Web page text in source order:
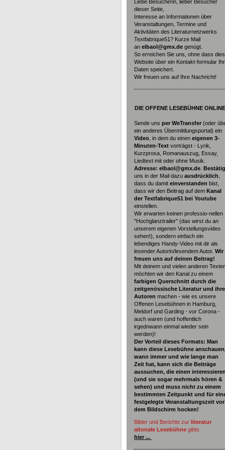
Liebe Besucherin, lieber Besucher
dieser Seite,
Interesse an Informationen über
Veranstaltungen, Termine und
Aktivitäten des Literaturnetzwerks
Textfabrique51? Kurze Mail
an elbaol@gmx.de genügt.
So erreichen Sie uns, ohne dass
Website über ein Kontakt-formular
Daten speichert.
Wir freuen uns auf Ihre Nachricht!
DIE OFFENE LESEBÜHNE
Sende uns per WeTransfer (oder
ein anderes Übermittlungsportal) ein
Video , in dem du einen eigenen 3-
Minuten-Text vorträgst - Lyrik,
Kurzprosa, Romanauszug, Essay,
Liedtext mit oder ohne Musik.
Adresse: elbaol@gmx.de
uns in der Mail dazu ausdrücklich
dass du damit einverstanden bist,
dass wir den Beitrag auf dem Kanal
der Textfabrique51 bei Youtube
einstellen.
Wir erwarten keinen professio-nellen
"Hochglanztrailer" (das wirst du an
unserem eigenen Vorstellungsvideo
sehen!), sondern einfach ein
lebendiges Handy-Video mit dir als
lesender Autorin/lesendem Autor. Wir
freuen uns auf deinen Beitrag!
Mit deinem und vielen anderen
möchten wir den Kanal zu einem
farbigen Querschnitt durch die
zeitgenössische Literatur und ihre
Autoren machen - wie es unsere
Offenen Lesebühnen in Hamburg,
Meldorf und Garding - vor Corona -
auch waren (und hoffentlich
irgednwann einmal wieder sein
werden)!
Der Vorteil dieses Formats: Man
kann diese Lesebühne
wann immer und wie lange man
Zeit hat, kann sich die Beiträge
aussuchen, die einen interessieren
(und sie sogar mehrmals hören &
sehen) und muss nicht zu einem
bestimmten Zeitpunkt und für
festgelegte Veranstaltungszeit vor
dem Bildschirm hocken!
Bilder und Berichte zur literatur
altonale Lesebühne gibts
hier ...